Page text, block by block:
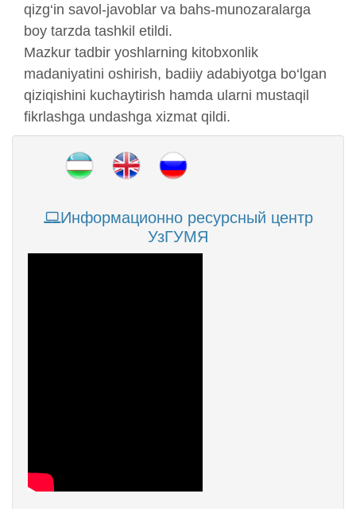
qizg‘in savol-javoblar va bahs-munozaralarga
boy tarzda tashkil etildi.
Mazkur tadbir yoshlarning kitobxonlik
madaniyatini oshirish, badiiy adabiyotga bo‘lgan
qiziqishini kuchaytirish hamda ularni mustaqil
fikrlashga undashga xizmat qildi.
Информационно ресурсный центр
УзГУМЯ